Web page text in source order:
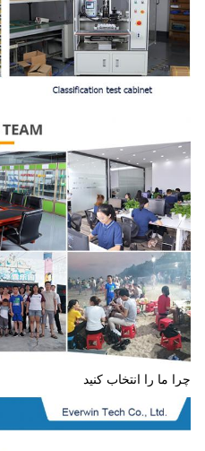
چرا ما را انتخاب کنید